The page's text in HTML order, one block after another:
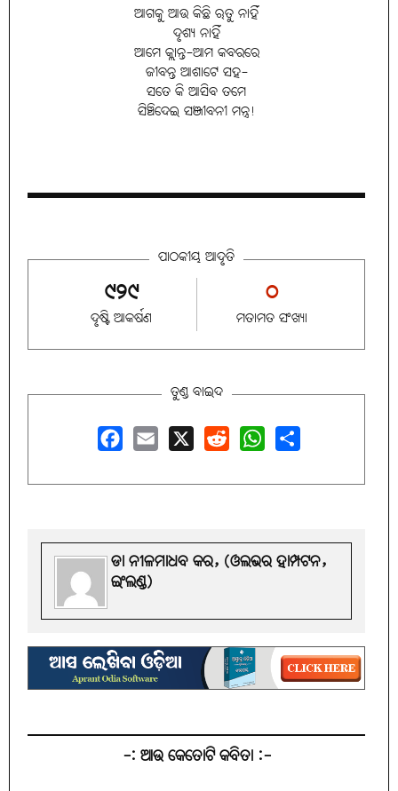
ଆଗକୁ ଆଉ କିଛି ଋତୁ ନାହିଁ
ଦୃଶ୍ୟ ନାହିଁ
ଆମେ କ୍ଲାନ୍ତ-ଆମ କବରରେ
ଜୀବନ୍ତ ଆଶାଟେ ସହ-
ସତେ କି ଆସିବ ତମେ
ସିଞ୍ଚିଦେଇ ସଞ୍ଜୀବନୀ ମନ୍ତ୍ର!
ପାଠକୀୟ ଆଦୃତି
୯୨୯
ଦୃଷ୍ଟି ଆକର୍ଷଣ
୦
ମତାମତ ସଂଖ୍ୟା
ତୁଣ୍ଡ ବାଇଦ
ଡା ନୀଳମାଧବ କର, (ଓଲଭର ହାମ୍ପଟନ,
ଇଂଲଣ୍ଡ)
-: ଆଉ କେତୋଟି କବିତା :-